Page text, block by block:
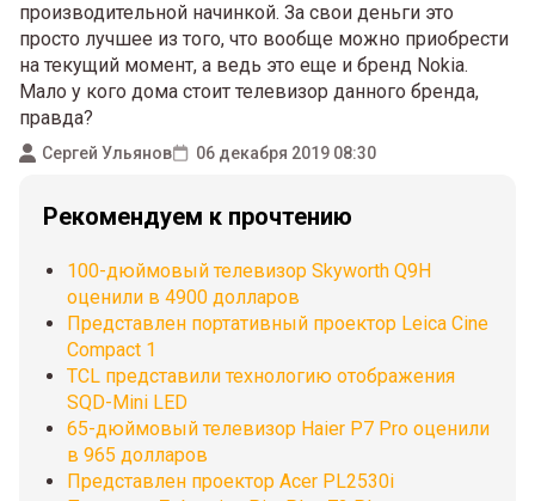
производительной начинкой. За свои деньги это
просто лучшее из того, что вообще можно приобрести
на текущий момент, а ведь это еще и бренд Nokia.
Мало у кого дома стоит телевизор данного бренда,
правда?
Сергей Ульянов 06 декабря 2019 08:30
Рекомендуем к прочтению
100-дюймовый телевизор Skyworth Q9H
оценили в 4900 долларов
Представлен портативный проектор Leica Cine
Compact 1
TCL представили технологию отображения
SQD-Mini LED
65-дюймовый телевизор Haier P7 Pro оценили
в 965 долларов
Представлен проектор Acer PL2530i